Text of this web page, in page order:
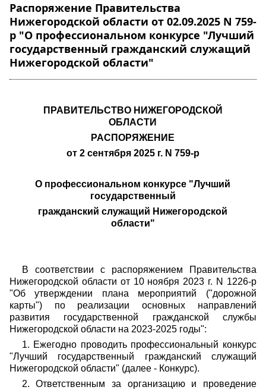
Распоряжение Правительства
Нижегородской области от 02.09.2025 N 759-
р "О профессиональном конкурсе "Лучший
государственный гражданский служащий
Нижегородской области"
ПРАВИТЕЛЬСТВО НИЖЕГОРОДСКОЙ
ОБЛАСТИ
РАСПОРЯЖЕНИЕ
от 2 сентября 2025 г. N 759-р
О профессиональном конкурсе "Лучший
государственный
гражданский служащий Нижегородской
области"
В соответствии с распоряжением Правительства
Нижегородской области от 10 ноября 2023 г. N 1226-р
"Об утверждении плана мероприятий ("дорожной
карты") по реализации основных направлений
развития государственной гражданской службы
Нижегородской области на 2023-2025 годы":
1. Ежегодно проводить профессиональный конкурс
"Лучший государственный гражданский служащий
Нижегородской области" (далее - Конкурс).
2. Ответственным за организацию и проведение